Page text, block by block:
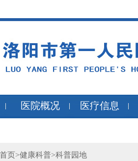
医院概况 医疗信息
首页>健康科普>科普园地